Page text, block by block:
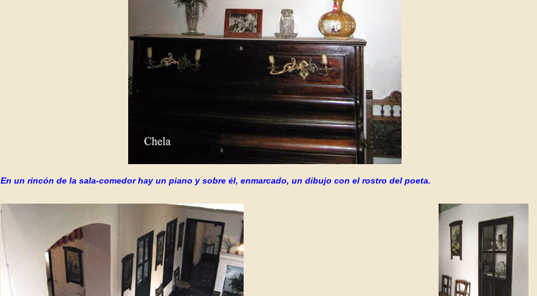
En un rincón de la sala-comedor hay un piano y sobre él, enmarcado, un dibujo con el rostro del poeta.